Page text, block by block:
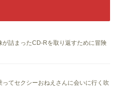
が詰まったCD-Rを取り返すために冒険
てセクシーおねえさんに会いに行く吹